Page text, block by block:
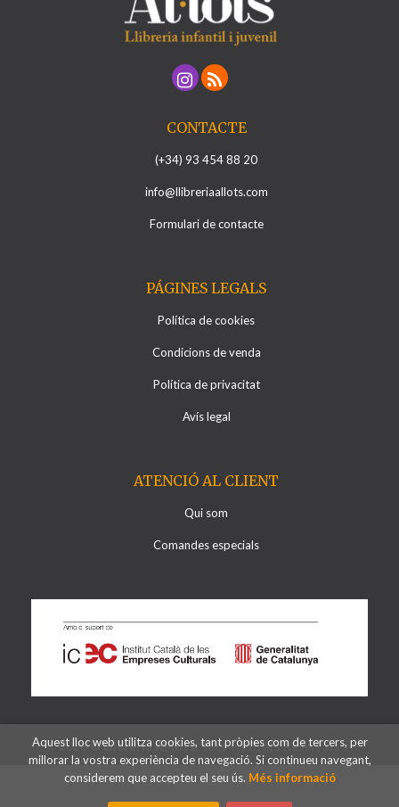
CONTACTE
(+34) 93 454 88 20
info@llibreriaallots.com
Formulari de contacte
PÁGINES LEGALS
Política de cookies
Condicions de venda
Política de privacitat
Avís legal
ATENCIÓ AL CLIENT
Qui som
Comandes especials
2026 ©Llibreria Al·lots. Tots els Drets Reservats
Aquest lloc web utilitza cookies, tant pròpies com de tercers, per
millorar la vostra experiència de navegació. Si continueu navegant,
considerem que accepteu el seu ús. Més informació